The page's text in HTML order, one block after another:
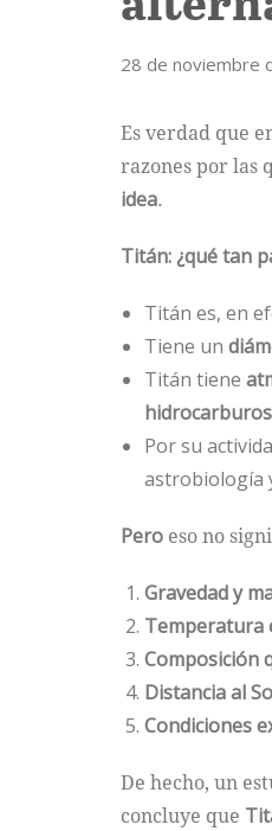
28 de noviembre
Es verdad que
razones por las
idea.
Titán: ¿qué tan
Titán es, en
Tiene un
Titán tiene
Por su
astrobiología
Pero eso no
Gravedad y
Temperatura
Composición
Distancia al
Condiciones
De hecho, un
concluye que